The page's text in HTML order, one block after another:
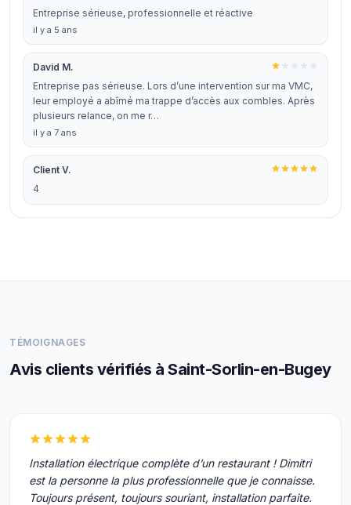
Entreprise sérieuse, professionnelle et réactive
il y a 5 ans
David M.
Entreprise pas sérieuse. Lors d’une intervention sur ma VMC,
leur employé a abîmé ma trappe d’accès aux combles. Après
plusieurs relance, on me r…
il y a 7 ans
Client V.
4
TÉMOIGNAGES
Avis clients vérifiés à Saint-Sorlin-en-Bugey
Installation électrique complète d’un restaurant ! Dimitri
est la personne la plus professionnelle que je connaisse.
Toujours présent, toujours souriant, installation parfaite.